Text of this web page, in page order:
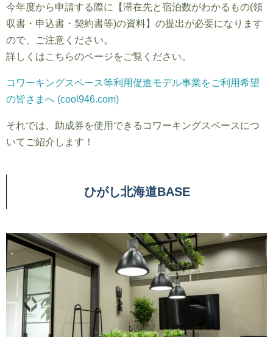
今年度から申請する際に【滞在先と宿泊数がわかるもの(領
収書・申込書・契約書等)の資料】の提出が必要になります
ので、ご注意ください。
詳しくはこちらのページをご覧ください。
コワーキングスペース等利用促進モデル事業をご利用希望
の皆さまへ (cool946.com)
それでは、助成券を使用できるコワーキングスペースにつ
いてご紹介します！
ひがし北海道BASE